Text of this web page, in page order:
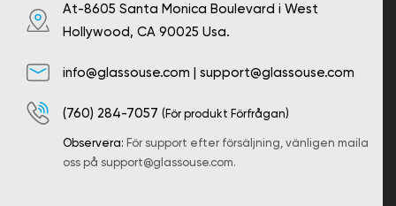
At-8605 Santa Monica Boulevard i West
Hollywood, CA 90025 Usa.
info@glassouse.com | support@glassouse.com
(760) 284-7057 (För produkt Förfrågan)
Observera: För support efter försäljning, vänligen maila
oss på support@glassouse.com.